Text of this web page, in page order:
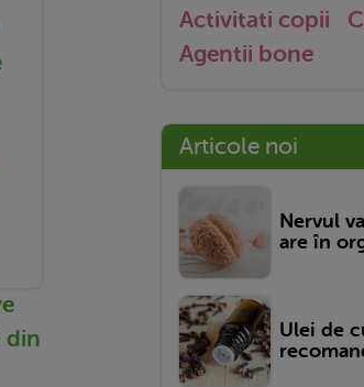
din
Activitati copii
Agentii bone
Articole noi
Nervul
are în
Ulei de